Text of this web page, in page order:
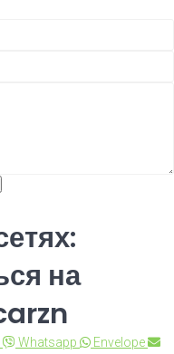
на
Whatsapp
Envelope